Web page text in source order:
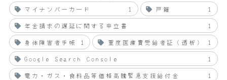
マイナンバーカード
1 戸籍
1
年金請求の遅延に関する申立書
1
身体障害者手帳
1 重度医療費受給者証（透析）
1
Google Search Console
1
電力・ガス・食料品等価格高騰緊急支援給付金
1